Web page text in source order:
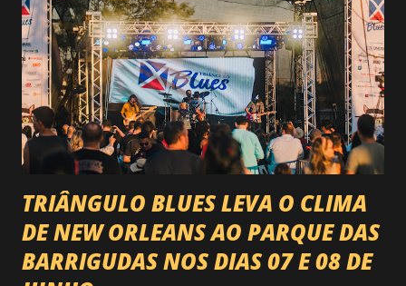
VAI ESTREMECER O PARQUE Serão quatro noites , entre
24, 25, 30 de abril e 02 de maio , com oito atrações gigantes
da música brasileira , contemplando sertanejo, forró,
piseiro e sofrência nível hard: Gusttavo Lima Leonardo
Natanzinho Lima Jads & ...
TRIÂNGULO BLUES LEVA O CLIMA
DE NEW ORLEANS AO PARQUE DAS
BARRIGUDAS NOS DIAS 07 E 08 DE